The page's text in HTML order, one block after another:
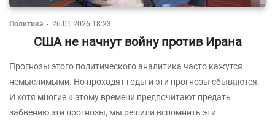
Политика - 26.01.2026 18:23
США не начнут войну против Ирана
Прогнозы этого политического аналитика часто кажутся
немыслимыми. Но проходят годы и эти прогнозы сбываются.
И хотя многие к этому времени предпочитают предать
забвению эти прогнозы, мы решили вспомнить эти